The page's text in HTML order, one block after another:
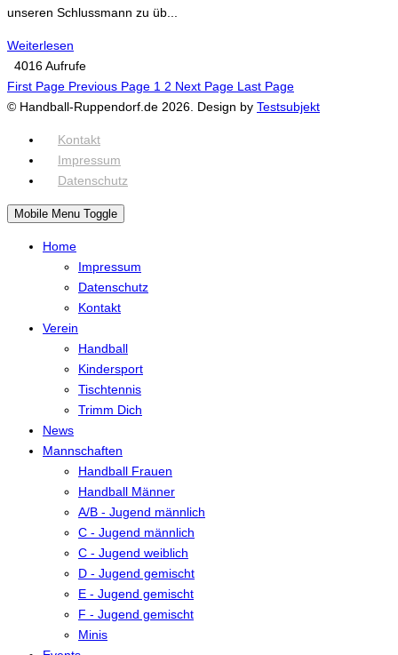
unseren Schlussmann zu üb...
Weiterlesen
4016 Aufrufe
First Page Previous Page 1 2 Next Page Last Page
© Handball-Ruppendorf.de 2026. Design by Testsubjekt
Kontakt
Impressum
Datenschutz
Mobile Menu Toggle
Home
Impressum
Datenschutz
Kontakt
Verein
Handball
Kindersport
Tischtennis
Trimm Dich
News
Mannschaften
Handball Frauen
Handball Männer
A/B - Jugend männlich
C - Jugend männlich
C - Jugend weiblich
D - Jugend gemischt
E - Jugend gemischt
F - Jugend gemischt
Minis